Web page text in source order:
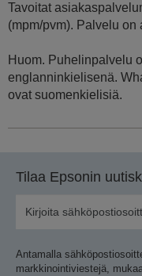
Tavoitat
(mpm/pvm). Palvelu
Huom. Puhelinpalvelu
englanninkielisenä.
ovat suomenkielisiä.
Tilaa Epsonin
Antamalla
markkinointiviestejä,